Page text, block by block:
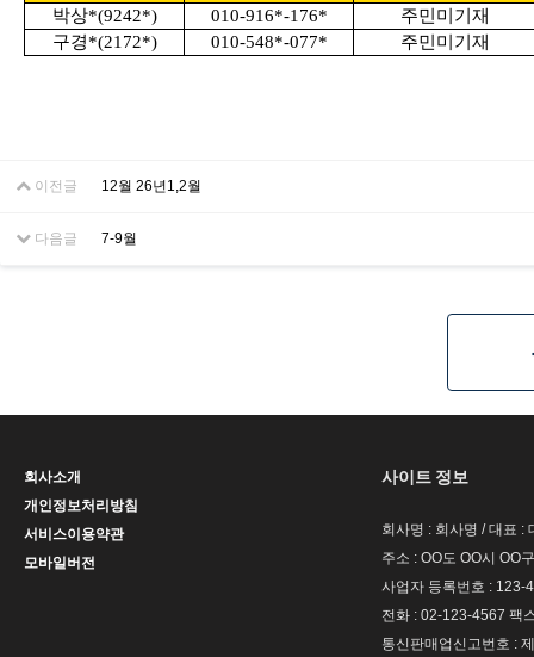
박상*(9242*)
010-916*-176*
주민미기재
구경*(2172*)
010-548*-077* 주민미기재
이전글 12월 26년1,2월
다음글 7-9월
회사소개
개인정보처리방침
서비스이용약관
모바일버전
사이트 정보
회사명 : 회사명 / 대표 :
주소 : OO도 OO시 OO
사업자 등록번호 : 123-
전화 : 02-123-4567 팩
통신판매업신고번호 :